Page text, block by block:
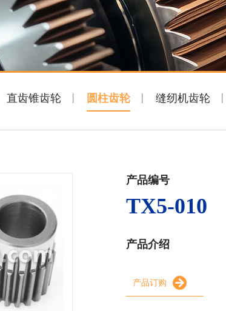
直齿锥齿轮 | 圆柱齿轮| 缝纫机齿轮 |
产品编号
TX5-010
产品介绍
产品订购